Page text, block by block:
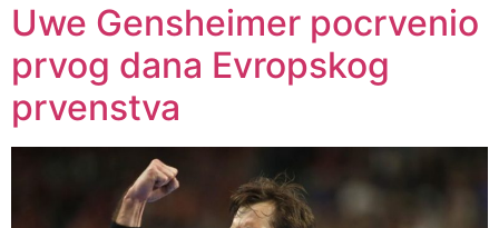
Uwe Gensheimer pocrvenio
prvog dana Evropskog
prvenstva